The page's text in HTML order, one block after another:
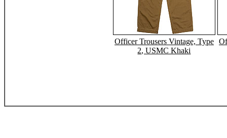
Officer Trousers Vintage, Type
2, USMC Khaki